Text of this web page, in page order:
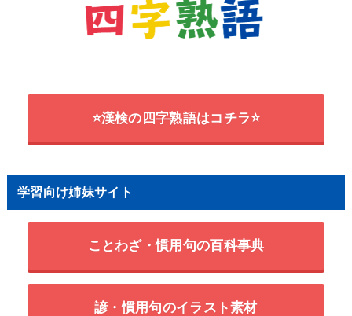
⭐漢検の四字熟語はコチラ⭐
学習向け姉妹サイト
ことわざ・慣用句の百科事典
諺・慣用句のイラスト素材